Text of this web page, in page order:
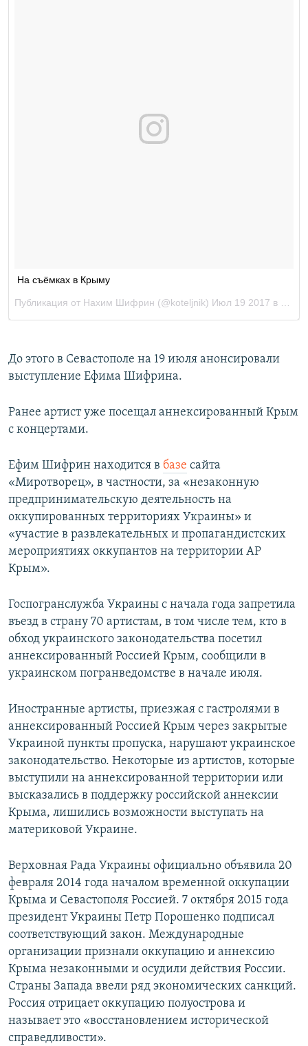
До этого в Севастополе на 19 июля анонсировали
выступление Ефима Шифрина.
Ранее артист уже посещал аннексированный Крым
с концертами.
Ефим Шифрин находится в базе сайта
«Миротворец», в частности, за «незаконную
предпринимательскую деятельность на
оккупированных территориях Украины» и
«участие в развлекательных и пропагандистских
мероприятиях оккупантов на территории АР
Крым».
Госпогранслужба Украины с начала года запретила
въезд в страну 70 артистам, в том числе тем, кто в
обход украинского законодательства посетил
аннексированный Россией Крым, сообщили в
украинском погранведомстве в начале июля.
Иностранные артисты, приезжая с гастролями в
аннексированный Россией Крым через закрытые
Украиной пункты пропуска, нарушают украинское
законодательство. Некоторые из артистов, которые
выступили на аннексированной территории или
высказались в поддержку российской аннексии
Крыма, лишились возможности выступать на
материковой Украине.
Верховная Рада Украины официально объявила 20
февраля 2014 года началом временной оккупации
Крыма и Севастополя Россией. 7 октября 2015 года
президент Украины Петр Порошенко подписал
соответствующий закон. Международные
организации признали оккупацию и аннексию
Крыма незаконными и осудили действия России.
Страны Запада ввели ряд экономических санкций.
Россия отрицает оккупацию полуострова и
называет это «восстановлением исторической
справедливости».